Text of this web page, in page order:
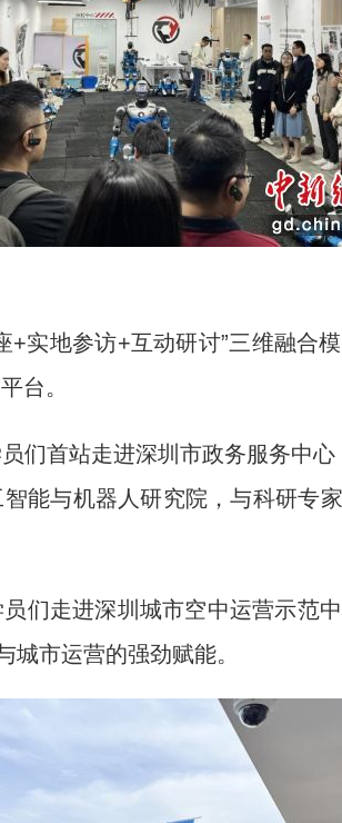
地参访+互动研讨”三维融合模
台。
首站走进深圳市政务服务中心
能与机器人研究院，与科研专
走进深圳城市空中运营示范中
城市运营的强劲赋能。